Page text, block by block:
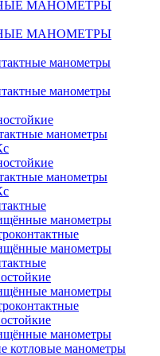
МАНОМЕТРЫ
МАНОМЕТРЫ
манометры
манометры
манометры
манометры
манометры
манометры
манометры
манометры
котловые манометры